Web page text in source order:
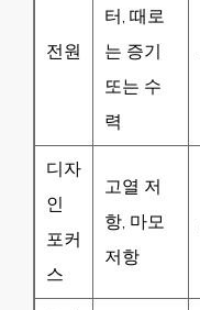
전원
터, 때로
는 증기
또는 수
력
디자
인
포커
스
고열 저
항, 마모
저항